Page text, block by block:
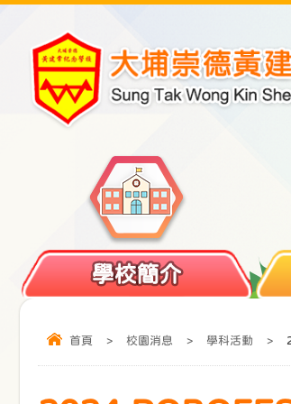
學校簡介
首頁 > 校園消息 > 學科活動 >